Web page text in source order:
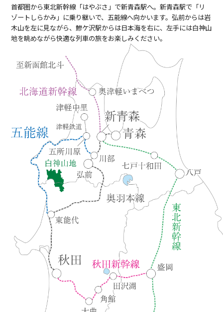
首都圏から東北新幹線「はやぶさ」で新青森駅へ。新青森駅で「リ
ゾートしらかみ」に乗り継いで、五能線へ向かいます。弘前からは岩
木山を左に見ながら、鰺ケ沢駅からは日本海を右に、左手には白神山
地を眺めながら快適な列車の旅をお楽しみください。